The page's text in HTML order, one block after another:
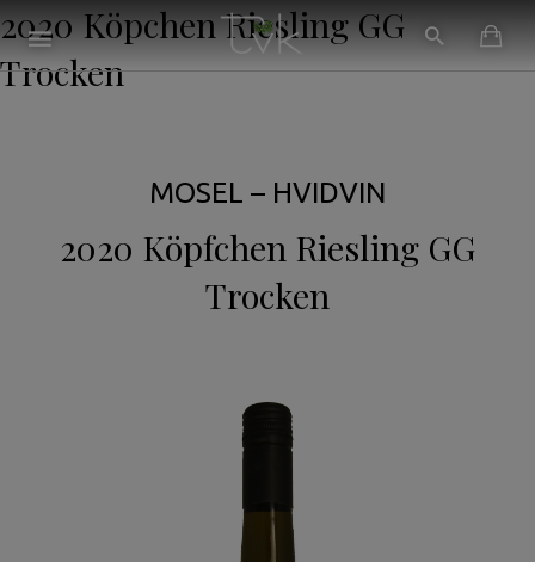
2020 Köpchen Riesling GG
Trocken
MOSEL – HVIDVIN
2020 Köpfchen Riesling GG
Trocken